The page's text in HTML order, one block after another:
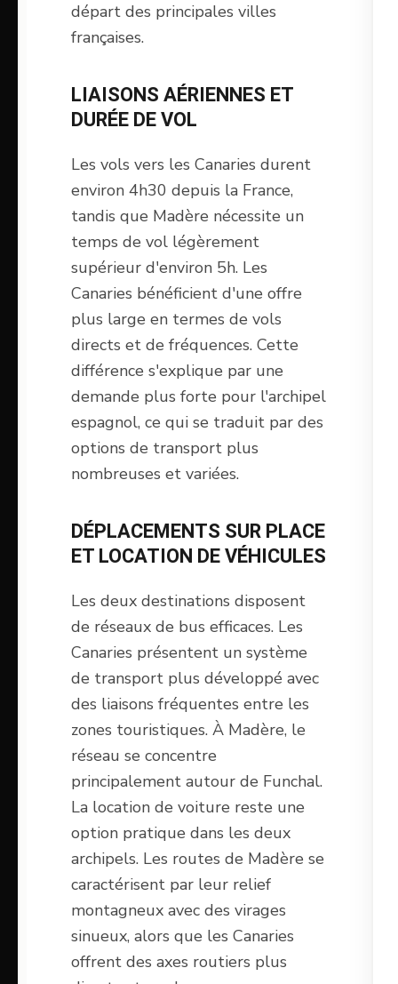
départ des principales villes
françaises.
LIAISONS AÉRIENNES ET
DURÉE DE VOL
Les vols vers les Canaries durent
environ 4h30 depuis la France,
tandis que Madère nécessite un
temps de vol légèrement
supérieur d'environ 5h. Les
Canaries bénéficient d'une offre
plus large en termes de vols
directs et de fréquences. Cette
différence s'explique par une
demande plus forte pour l'archipel
espagnol, ce qui se traduit par des
options de transport plus
nombreuses et variées.
DÉPLACEMENTS SUR PLACE
ET LOCATION DE VÉHICULES
Les deux destinations disposent
de réseaux de bus efficaces. Les
Canaries présentent un système
de transport plus développé avec
des liaisons fréquentes entre les
zones touristiques. À Madère, le
réseau se concentre
principalement autour de Funchal.
La location de voiture reste une
option pratique dans les deux
archipels. Les routes de Madère se
caractérisent par leur relief
montagneux avec des virages
sinueux, alors que les Canaries
offrent des axes routiers plus